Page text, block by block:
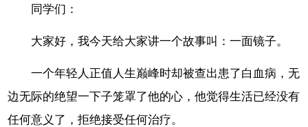
同学们：
大家好，我今天给大家讲一个故事叫：一面镜子。
一个年轻人正值人生巅峰时却被查出患了白血病，无
边无际的绝望一下子笼罩了他的心，他觉得生活已经没有
任何意义了，拒绝接受任何治疗。